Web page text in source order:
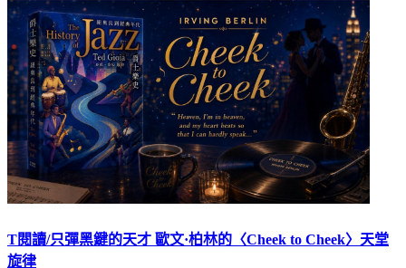
T閱讀/只彈黑鍵的天才 歐文·柏林的〈Cheek to Cheek〉天堂
旋律